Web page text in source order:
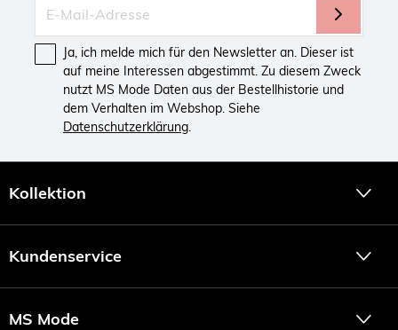
Ja, ich melde mich für den Newsletter an. Dieser ist
auf meine Interessen abgestimmt. Zu diesem Zweck
nutzt MS Mode Daten aus der Bestellhistorie und
dem Verhalten im Webshop. Siehe
Datenschutzerklärung.
Kollektion
Kundenservice
MS Mode